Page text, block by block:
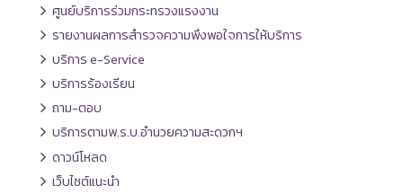
ศูนย์บริการร่วมกระทรวงแรงงาน
รายงานผลการสำรวจความพึงพอใจการให้บริการ
บริการ e-Service
บริการร้องเรียน
ถาม-ตอบ
บริการตามพ.ร.บ.อำนวยความสะดวกฯ
ดาวน์โหลด
เว็บไซต์แนะนำ